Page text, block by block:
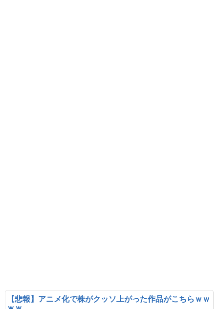
【悲報】アニメ化で株がクッソ上がった作品がこちらｗｗ